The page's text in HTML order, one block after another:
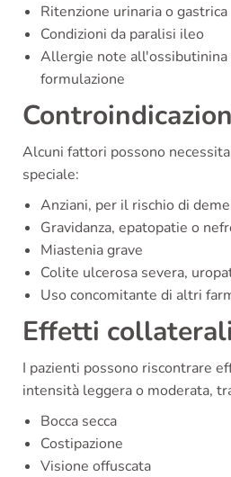
Ritenzione urinaria o gastrica
Condizioni da paralisi ileo
Allergie note
formulazione
Alcuni fattori possono
speciale:
Anziani, per il rischio di
Gravidanza, epatopatie o
Miastenia grave
Colite ulcerosa severa,
Uso concomitante di altri
Effetti
I pazienti possono riscontrare
intensità leggera o moderata,
Bocca secca
Costipazione
Visione offuscata